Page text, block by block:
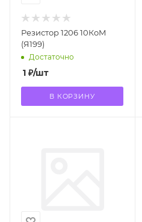
Резистор 1206 10КоМ
(Я199)
Достаточно
1 ₽/шт
В КОРЗИНУ